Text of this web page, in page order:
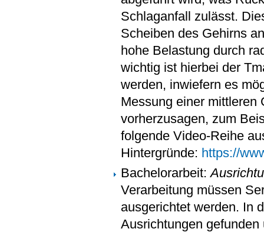
Schlaganfall zulässt.
Scheiben des Gehirns
hohe Belastung durch
wichtig ist hierbei der
werden, inwiefern es
Messung einer mittleren
vorherzusagen, zum
folgende Video-Reihe
Hintergründe: https://
Bachelorarbeit:
Verarbeitung müssen
ausgerichtet werden. In
Ausrichtungen